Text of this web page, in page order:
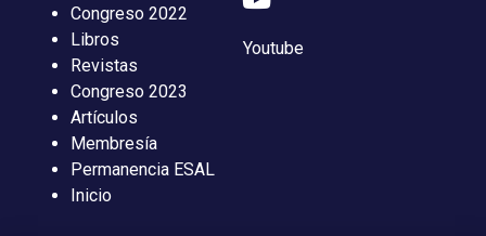
Congreso 2022
Libros
Revistas
Congreso 2023
Artículos
Membresía
Permanencia ESAL
Inicio
Youtube